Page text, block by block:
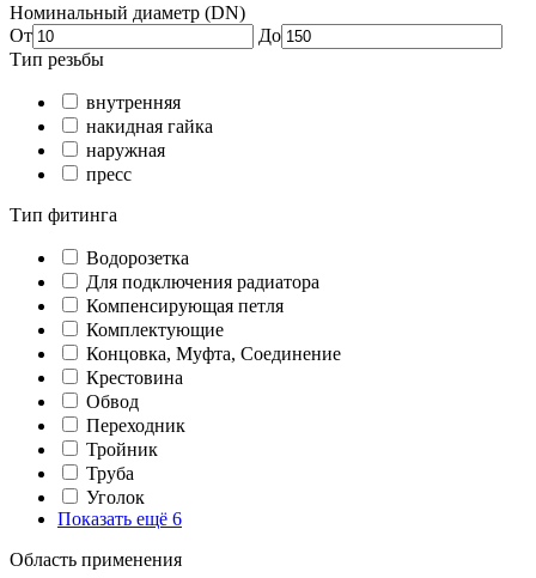
Номинальный диаметр (DN)
От
До
Тип резьбы
внутренняя
накидная гайка
наружная
пресс
Тип фитинга
Водорозетка
Для подключения радиатора
Компенсирующая петля
Комплектующие
Концовка, Муфта, Соединение
Крестовина
Обвод
Переходник
Тройник
Труба
Уголок
Показать ещё 6
Область применения